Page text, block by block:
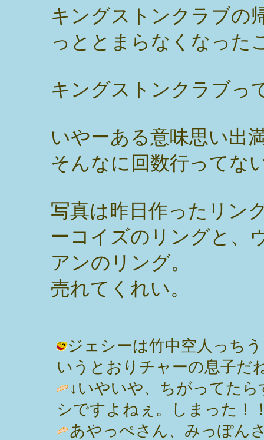
キングストンクラブの
っととまらなくなった
キングストンクラブっ
いやーある意味思い出
そんなに回数行ってな
写真は昨日作ったリン
ーコイズのリングと、
アンのリング。
売れてくれい。
ジェシーは竹中空人っち
いうとおりチャーの息子だ
↓いやいや、ちがってた
シですよねぇ。しまった！
あやっぺさん、みっぽん